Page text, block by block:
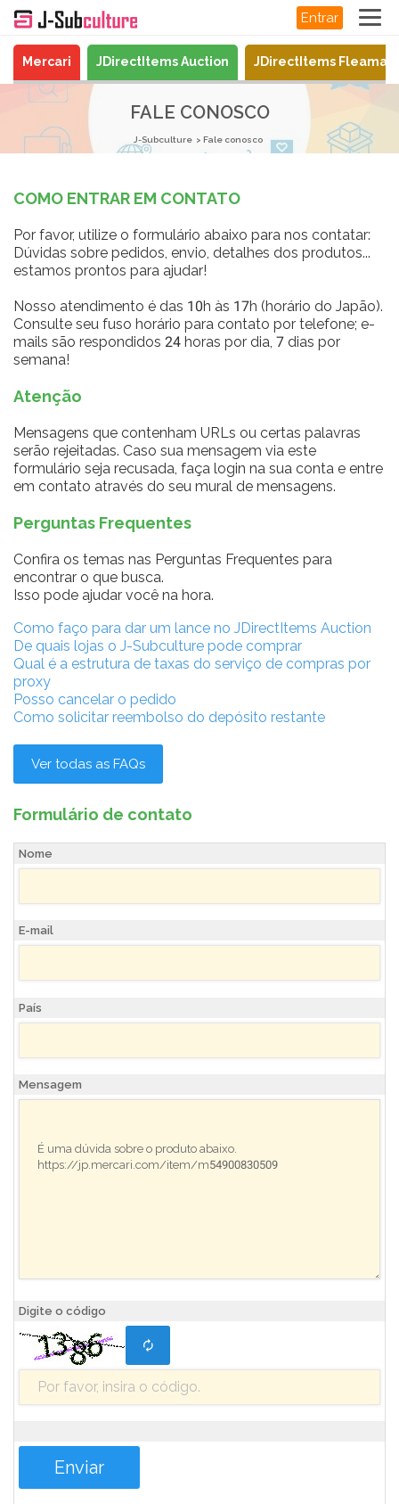
Entrar
Mercari JDirectItems Auction JDirectItems
FALE CONOSCO
J-Subculture Fale conosco
COMO ENTRAR EM CONTATO
Por favor, utilize o formulário abaixo para nos contatar:
Dúvidas sobre pedidos, envio, detalhes dos produtos...
estamos prontos para ajudar!
Nosso atendimento é das 10h às 17h (horário do Japão).
Consulte seu fuso horário para contato por telefone; e-
mails são respondidos 24 horas por dia, 7 dias por
semana!
Atenção
Mensagens que contenham URLs ou certas palavras
serão rejeitadas. Caso sua mensagem via este
formulário seja recusada, faça login na sua conta e entre
em contato através do seu mural de mensagens.
Perguntas Frequentes
Confira os temas nas Perguntas Frequentes para
encontrar o que busca.
Isso pode ajudar você na hora.
Como faço para dar um lance no JDirectItems Auction
De quais lojas o J-Subculture pode comprar
Qual é a estrutura de taxas do serviço de compras por
proxy
Posso cancelar o pedido
Como solicitar reembolso do depósito restante
Ver todas as FAQs
Formulário de contato
Nome
E-mail
País
Mensagem
Digite o código